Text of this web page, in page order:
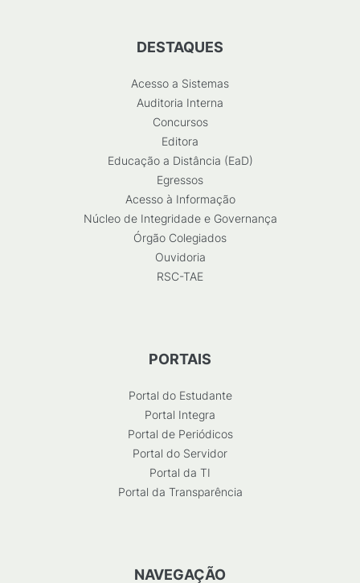
DESTAQUES
Acesso a Sistemas
Auditoria Interna
Concursos
Editora
Educação a Distância (EaD)
Egressos
Acesso à Informação
Núcleo de Integridade e Governança
Órgão Colegiados
Ouvidoria
RSC-TAE
PORTAIS
Portal do Estudante
Portal Integra
Portal de Periódicos
Portal do Servidor
Portal da TI
Portal da Transparência
NAVEGAÇÃO